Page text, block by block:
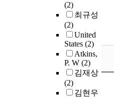
(2)
최규성
(2)
United
States (2)
Atkins,
P. W (2)
김재상
(2)
김현우